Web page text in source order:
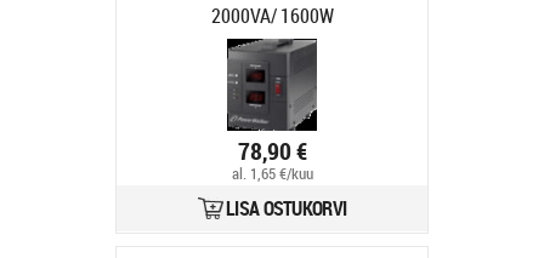
2000VA/ 1600W
78,90 €
al. 1,65 €/kuu
LISA OSTUKORVI